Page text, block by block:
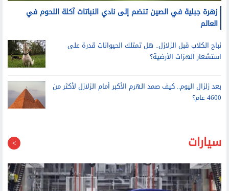
زهرة جبلية في الصين تنضم إلى نادي النباتات آكلة اللحوم في
العالم
نباح الكلاب قبل الزلازل.. هل تمتلك الحيوانات قدرة على
استشعار الهزات الأرضية؟
بعد زلزال اليوم.. كيف صمد الهرم الأكبر أمام الزلازل لأكثر من
4600 عام؟
سيارات